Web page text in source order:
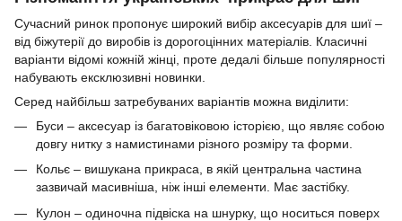
Сучасний ринок пропонує широкий вибір аксесуарів для шиї –
від біжутерії до виробів із дорогоцінних матеріалів. Класичні
варіанти відомі кожній жінці, проте дедалі більше популярності
набувають ексклюзивні новинки.
Серед найбільш затребуваних варіантів можна виділити:
Буси – аксесуар із багатовіковою історією, що являє собою
довгу нитку з намистинами різного розміру та форми.
Кольє – вишукана прикраса, в якій центральна частина
зазвичай масивніша, ніж інші елементи. Має застібку.
Кулон – одиночна підвіска на шнурку, що носиться поверх